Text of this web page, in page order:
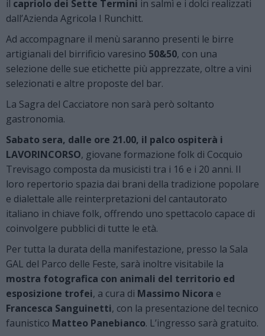
il capriolo dei Sette Termini in salmì e i dolci realizzati
dall’Azienda Agricola I Runchitt.
Ad accompagnare il menù saranno presenti le birre
artigianali del birrificio varesino 50&50, con una
selezione delle sue etichette più apprezzate, oltre a vini
selezionati e altre proposte del bar.
La Sagra del Cacciatore non sarà però soltanto
gastronomia.
Sabato sera, dalle ore 21.00, il palco ospiterà i
LAVORINCORSO, giovane formazione folk di Cocquio
Trevisago composta da musicisti tra i 16 e i 20 anni. Il
loro repertorio spazia dai brani della tradizione popolare
e dialettale alle reinterpretazioni del cantautorato
italiano in chiave folk, offrendo uno spettacolo capace di
coinvolgere pubblici di tutte le età.
Per tutta la durata della manifestazione, presso la Sala
GAL del Parco delle Feste, sarà inoltre visitabile la
mostra fotografica con animali del territorio ed
esposizione trofei, a cura di Massimo Nicora e
Francesca Sanguinetti, con la presentazione del tecnico
faunistico Matteo Panebianco. L’ingresso sarà gratuito.